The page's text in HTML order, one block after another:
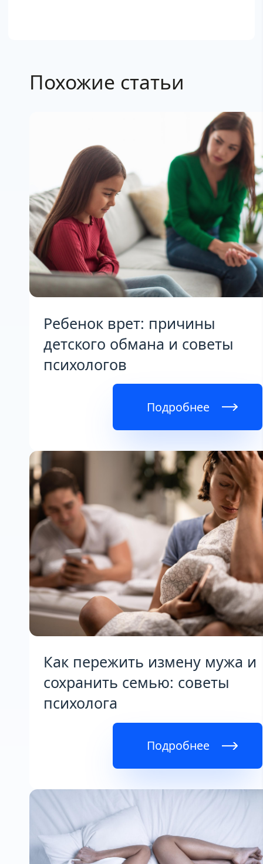
Похожие статьи
Ребенок врет: причины
детского обмана и советы
психологов
Подробнее
Как пережить измену мужа и
сохранить семью: советы
психолога
Подробнее